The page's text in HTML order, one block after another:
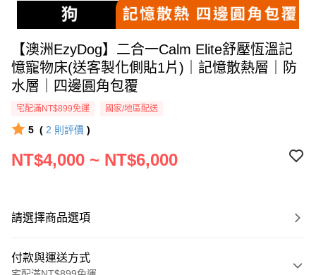
【澳洲EzyDog】二合一Calm Elite舒壓恆溫記
憶寵物床(送客製化側貼1片)｜記憶散熱層｜防
水層｜四邊圓角包覆
宅配滿NT$899免運 國家/地區配送
5 ( 2 則評價 )
NT$4,000 ~ NT$6,000
請選擇商品選項
付款與運送方式